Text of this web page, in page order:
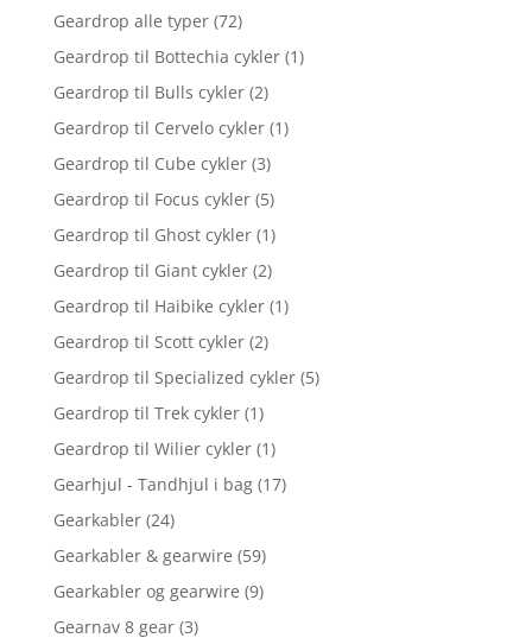
Geardrop alle typer (72)
Geardrop til Bottechia cykler (1)
Geardrop til Bulls cykler (2)
Geardrop til Cervelo cykler (1)
Geardrop til Cube cykler (3)
Geardrop til Focus cykler (5)
Geardrop til Ghost cykler (1)
Geardrop til Giant cykler (2)
Geardrop til Haibike cykler (1)
Geardrop til Scott cykler (2)
Geardrop til Specialized cykler (5)
Geardrop til Trek cykler (1)
Geardrop til Wilier cykler (1)
Gearhjul - Tandhjul i bag (17)
Gearkabler (24)
Gearkabler & gearwire (59)
Gearkabler og gearwire (9)
Gearnav 8 gear (3)